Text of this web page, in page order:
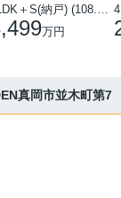
万円
真岡市並木町第7